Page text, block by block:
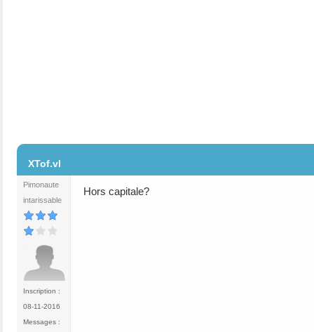
XTof.vl
Pimonaute
intarissable
Inscription :
08-11-2016
Messages :
Hors capitale?